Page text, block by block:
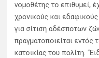
νομοθέτης το επιθυμεί,
χρονικούς και
για σίτιση αδέσποτων
πραγματοποιείται εντός
κατοικίας του πολίτη.